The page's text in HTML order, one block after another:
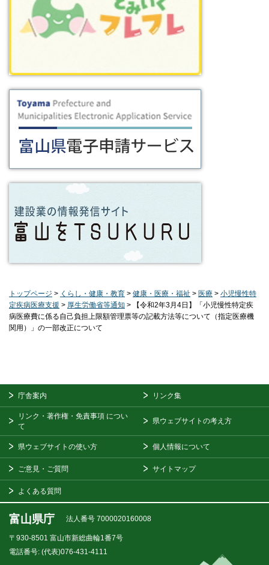
トップページ > くらし・健康・教育 > 健康・医療・福祉 > 医療 > 小児慢性特
定疾病医療支援 > 厚生労働省等通知 > 【令和2年3月4日】「小児慢性特定疾
病医療費に係る自己負担上限額管理票等の記載方法等について（指定医療機
関用）」の一部改正について
庁舎案内 リンク集
リンク・著作権・免責事項 につい
て
県ウェブサイトの考え方
県ウェブサイトの使い方 個人情報について
ご意見・ご質問 サイトマップ
よくある質問
富山県庁 法人番号 7000020160008
〒930-8501 富山市新総曲輪1番7号
電話番号: (代表)076-431-4111